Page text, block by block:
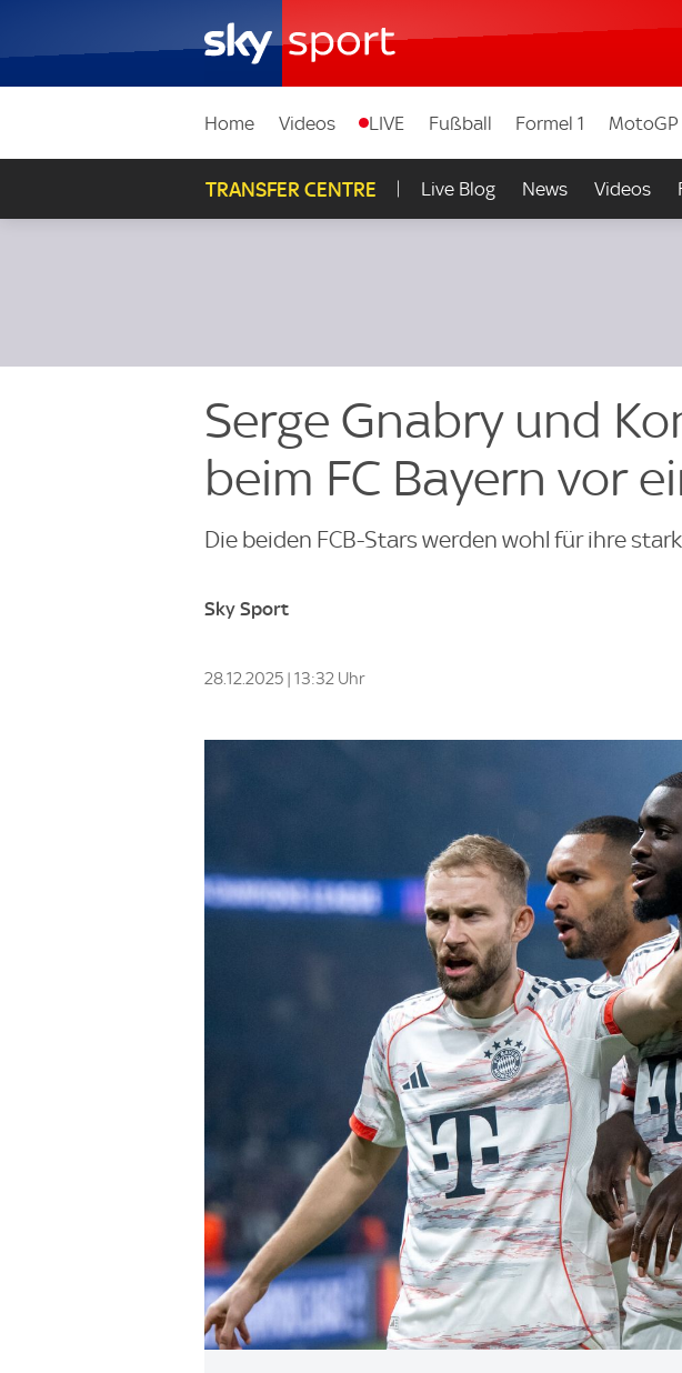
Home Videos LIVE Fußball Formel 1 MotoGP
TRANSFER CENTRE Live Blog News Videos
Serge Gnabry und
beim FC Bayern vor
Die beiden FCB-Stars werden wohl für ihre
Sky Sport
28.12.2025 | 13:32 Uhr